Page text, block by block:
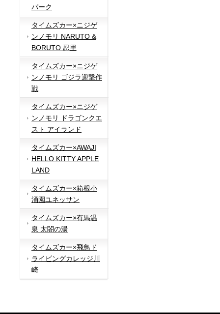
パーク
タイムズカー×ニジゲ
ンノモリ NARUTO &
BORUTO 忍里
タイムズカー×ニジゲ
ンノモリ ゴジラ迎撃作
戦
タイムズカー×ニジゲ
ンノモリ ドラゴンクエ
スト アイランド
タイムズカー×AWAJI
HELLO KITTY APPLE
LAND
タイムズカー×箱根小
涌園ユネッサン
タイムズカー×有馬温
泉 太閤の湯
タイムズカー×飛鳥ド
ライビングカレッジ川
崎